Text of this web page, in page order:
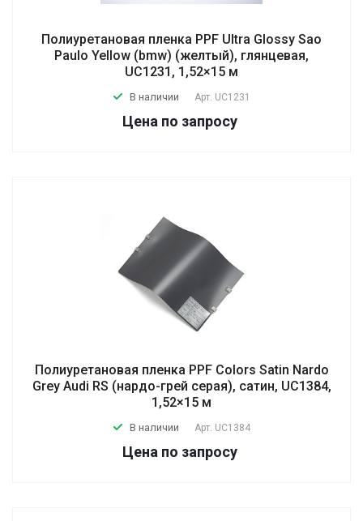
Полиуретановая пленка PPF Ultra Glossy Sao
Paulo Yellow (bmw) (желтый), глянцевая,
UC1231, 1,52×15 м
В наличии Арт. UC1231
Цена по запросу
Полиуретановая пленка PPF Colors Satin Nardo
Grey Audi RS (нардо-грей серая), сатин, UC1384,
1,52×15 м
В наличии Арт. UC1384
Цена по запросу